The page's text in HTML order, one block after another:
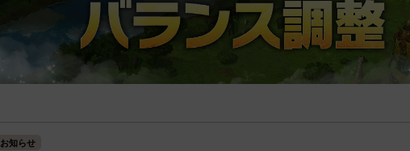
お知らせ